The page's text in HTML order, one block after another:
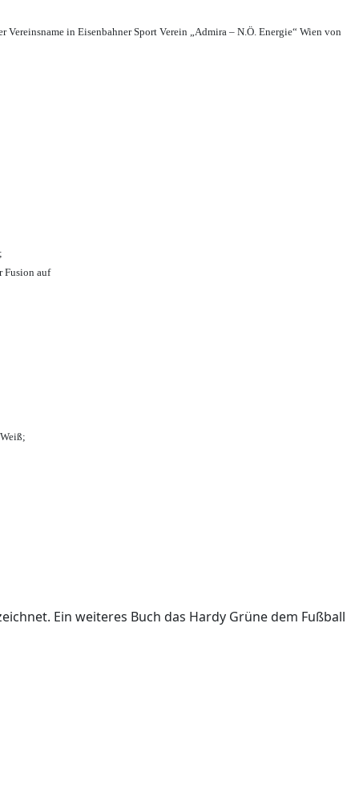
Vereinsname in Eisenbahner Sport Verein „Admira – N.Ö. Energie“ Wien von
Fusion auf
Ein weiteres Buch das Hardy Grüne dem Fußball